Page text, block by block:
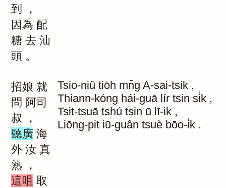
到
，
因為 配
糖 去 汕
頭 。
招娘 就
問 阿司
叔
，
聽廣 海
外 汝 真
熟
，
這咀 取
Tsio-niû tio̍h mn̄g A-sai-tsik ,
Thiann-kóng hái-guā lír tsin si̍k ,
Tsit-tsuā tshú tsin ū lī-ik ,
Liōng-pit iū-guân tsuè bōo-i̍k .